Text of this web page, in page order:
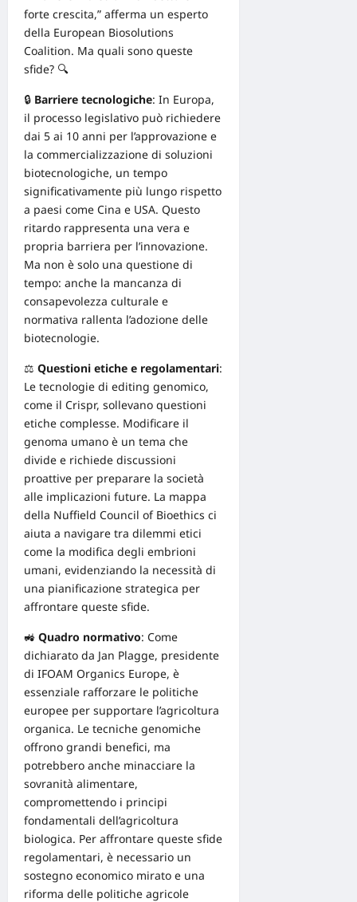
forte crescita,” afferma un esperto
della European Biosolutions
Coalition. Ma quali sono queste
sfide? 🔍
🔒 Barriere tecnologiche: In Europa,
il processo legislativo può richiedere
dai 5 ai 10 anni per l’approvazione e
la commercializzazione di soluzioni
biotecnologiche, un tempo
significativamente più lungo rispetto
a paesi come Cina e USA. Questo
ritardo rappresenta una vera e
propria barriera per l’innovazione.
Ma non è solo una questione di
tempo: anche la mancanza di
consapevolezza culturale e
normativa rallenta l’adozione delle
biotecnologie.
⚖️ Questioni etiche e regolamentari:
Le tecnologie di editing genomico,
come il Crispr, sollevano questioni
etiche complesse. Modificare il
genoma umano è un tema che
divide e richiede discussioni
proattive per preparare la società
alle implicazioni future. La mappa
della Nuffield Council of Bioethics ci
aiuta a navigare tra dilemmi etici
come la modifica degli embrioni
umani, evidenziando la necessità di
una pianificazione strategica per
affrontare queste sfide.
🚜 Quadro normativo: Come
dichiarato da Jan Plagge, presidente
di IFOAM Organics Europe, è
essenziale rafforzare le politiche
europee per supportare l’agricoltura
organica. Le tecniche genomiche
offrono grandi benefici, ma
potrebbero anche minacciare la
sovranità alimentare,
compromettendo i principi
fondamentali dell’agricoltura
biologica. Per affrontare queste sfide
regolamentari, è necessario un
sostegno economico mirato e una
riforma delle politiche agricole